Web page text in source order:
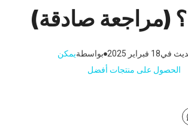
(مراجعة صادقة)
في18 فبراير 2025 بواسطةيمكن
الحصول على منتجات أفضل